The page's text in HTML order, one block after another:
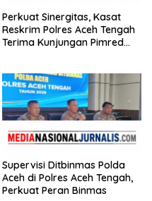
Perkuat Sinergitas, Kasat
Reskrim Polres Aceh Tengah
Terima Kunjungan Pimred
Supervisi Ditbinmas Polda
Aceh di Polres Aceh Tengah,
Perkuat Peran Binmas